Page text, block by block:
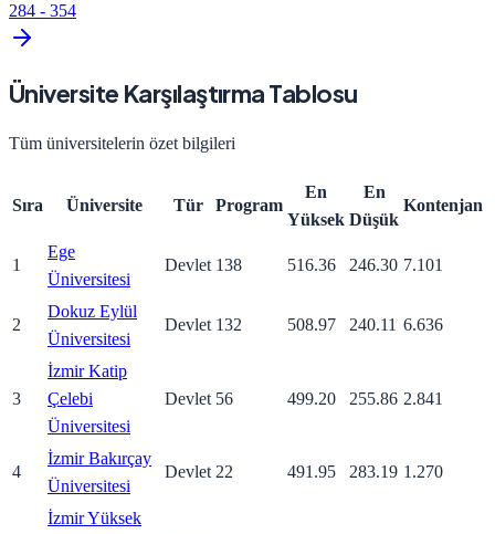
284 - 354
Üniversite Karşılaştırma Tablosu
Tüm üniversitelerin özet bilgileri
Sıra Üniversite Tür Program
En
Yüksek
En
Düşük
Kontenjan
1
Ege
Üniversitesi
Devlet 138 516.36 246.30 7.101
2
Dokuz Eylül
Üniversitesi
Devlet 132 508.97 240.11 6.636
3
İzmir Katip
Çelebi
Üniversitesi
Devlet 56 499.20 255.86 2.841
4
İzmir Bakırçay
Üniversitesi
Devlet 22 491.95 283.19 1.270
İzmir Yüksek